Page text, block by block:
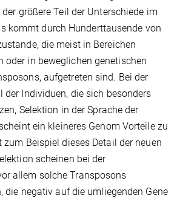
größere Teil der Unterschiede im
kommt durch Hunderttausende von
die meist in Bereichen
oder in beweglichen genetischen
aufgetreten sind. Bei der
der Individuen, die sich besonders
Selektion in der Sprache der
ein kleineres Genom Vorteile zu
zum Beispiel dieses Detail der neuen
scheinen bei der
allem solche Transposons
die negativ auf die umliegenden Gene